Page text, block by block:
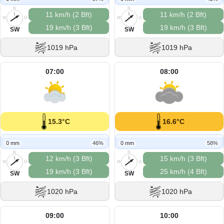
N
O
S
W
SW
11 km/h (2 Bft)
19 km/h (3 Bft)
1019 hPa
N
O
S
W
SW
11 km/h (2 Bft)
19 km/h (3 Bft)
1019 hPa
07:00
15.3°C
0 mm 46%
N
O
S
W
SW
12 km/h (3 Bft)
19 km/h (3 Bft)
1020 hPa
08:00
16.6°C
0 mm 58%
N
O
S
W
SW
15 km/h (3 Bft)
25 km/h (4 Bft)
1020 hPa
09:00 10:00